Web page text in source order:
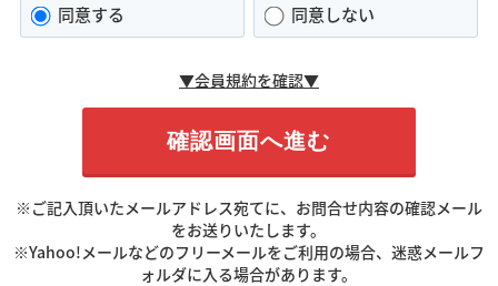
同意する 同意しない
▼会員規約を確認▼
※ご記入頂いたメールアドレス宛てに、お問合せ内容の確認メール
をお送りいたします。
※Yahoo!メールなどのフリーメールをご利用の場合、迷惑メールフ
ォルダに入る場合があります。